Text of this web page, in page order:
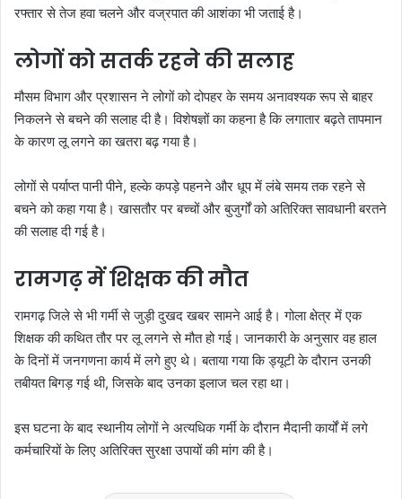
रफ्तार से तेज हवा चलने और वज्रपात की आशंका भी जताई है।
लोगों को सतर्क रहने की सलाह
मौसम विभाग और प्रशासन ने लोगों को दोपहर के समय अनावश्यक रूप से बाहर
निकलने से बचने की सलाह दी है। विशेषज्ञों का कहना है कि लगातार बढ़ते तापमान
के कारण लू लगने का खतरा बढ़ गया है।
लोगों से पर्याप्त पानी पीने, हल्के कपड़े पहनने और धूप में लंबे समय तक रहने से
बचने को कहा गया है। खासतौर पर बच्चों और बुजुर्गों को अतिरिक्त सावधानी बरतने
की सलाह दी गई है।
रामगढ़ में शिक्षक की मौत
रामगढ़ जिले से भी गर्मी से जुड़ी दुखद खबर सामने आई है। गोला क्षेत्र में एक
शिक्षक की कथित तौर पर लू लगने से मौत हो गई। जानकारी के अनुसार वह हाल
के दिनों में जनगणना कार्य में लगे हुए थे। बताया गया कि ड्यूटी के दौरान उनकी
तबीयत बिगड़ गई थी, जिसके बाद उनका इलाज चल रहा था।
इस घटना के बाद स्थानीय लोगों ने अत्यधिक गर्मी के दौरान मैदानी कार्यों में लगे
कर्मचारियों के लिए अतिरिक्त सुरक्षा उपायों की मांग की है।